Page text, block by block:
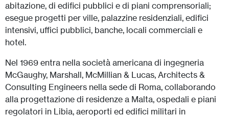
abitazione, di edifici pubblici e di piani comprensoriali;
esegue progetti per ville, palazzine residenziali, edifici
intensivi, uffici pubblici, banche, locali commerciali e
hotel.
Nel 1969 entra nella società americana di ingegneria
McGaughy, Marshall, McMillian & Lucas, Architects &
Consulting Engineers nella sede di Roma, collaborando
alla progettazione di residenze a Malta, ospedali e piani
regolatori in Libia, aeroporti ed edifici militari in